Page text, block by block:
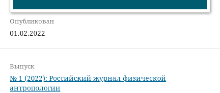
Опубликован
01.02.2022
Выпуск
№ 1 (2022): Российский журнал физической
антропологии